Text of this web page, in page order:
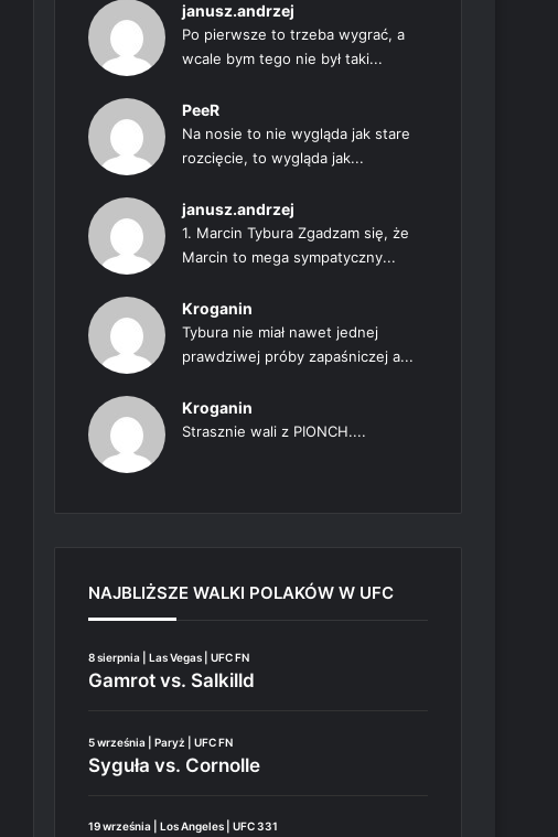
janusz.andrzej
Po pierwsze to trzeba wygrać, a
wcale bym tego nie był taki...
PeeR
Na nosie to nie wygląda jak stare
rozcięcie, to wygląda jak...
janusz.andrzej
1. Marcin Tybura Zgadzam się, że
Marcin to mega sympatyczny...
Kroganin
Tybura nie miał nawet jednej
prawdziwej próby zapaśniczej a...
Kroganin
Strasznie wali z PIONCH....
NAJBLIŻSZE WALKI POLAKÓW W UFC
8 sierpnia | Las Vegas | UFC FN
Gamrot vs. Salkilld
5 września | Paryż | UFC FN
Syguła vs. Cornolle
19 września | Los Angeles | UFC 331